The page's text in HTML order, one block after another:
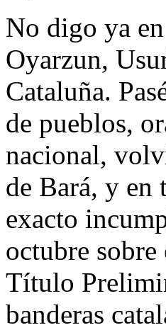
No digo ya
Oyarzun,
Cataluña.
de pueblos,
nacional,
de Bará, y en
exacto
octubre
Título
banderas